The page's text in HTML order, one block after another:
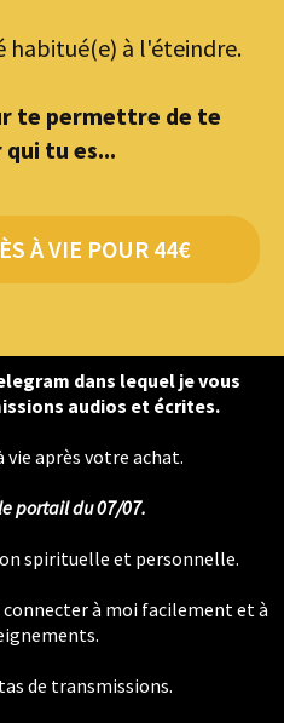
habitué(e) à l'éteindre.
te permettre de te
tu es...
À VIE POUR 44€
dans lequel je vous
audios et écrites.
vie après votre achat.
portail du 07/07.
spirituelle et personnelle.
connecter à moi facilement et à
de transmissions.